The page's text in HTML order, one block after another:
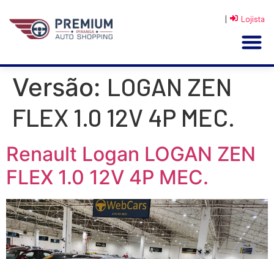
| Lojista
Versão: LOGAN ZEN
FLEX 1.0 12V 4P MEC.
Renault Logan LOGAN ZEN
FLEX 1.0 12V 4P MEC.